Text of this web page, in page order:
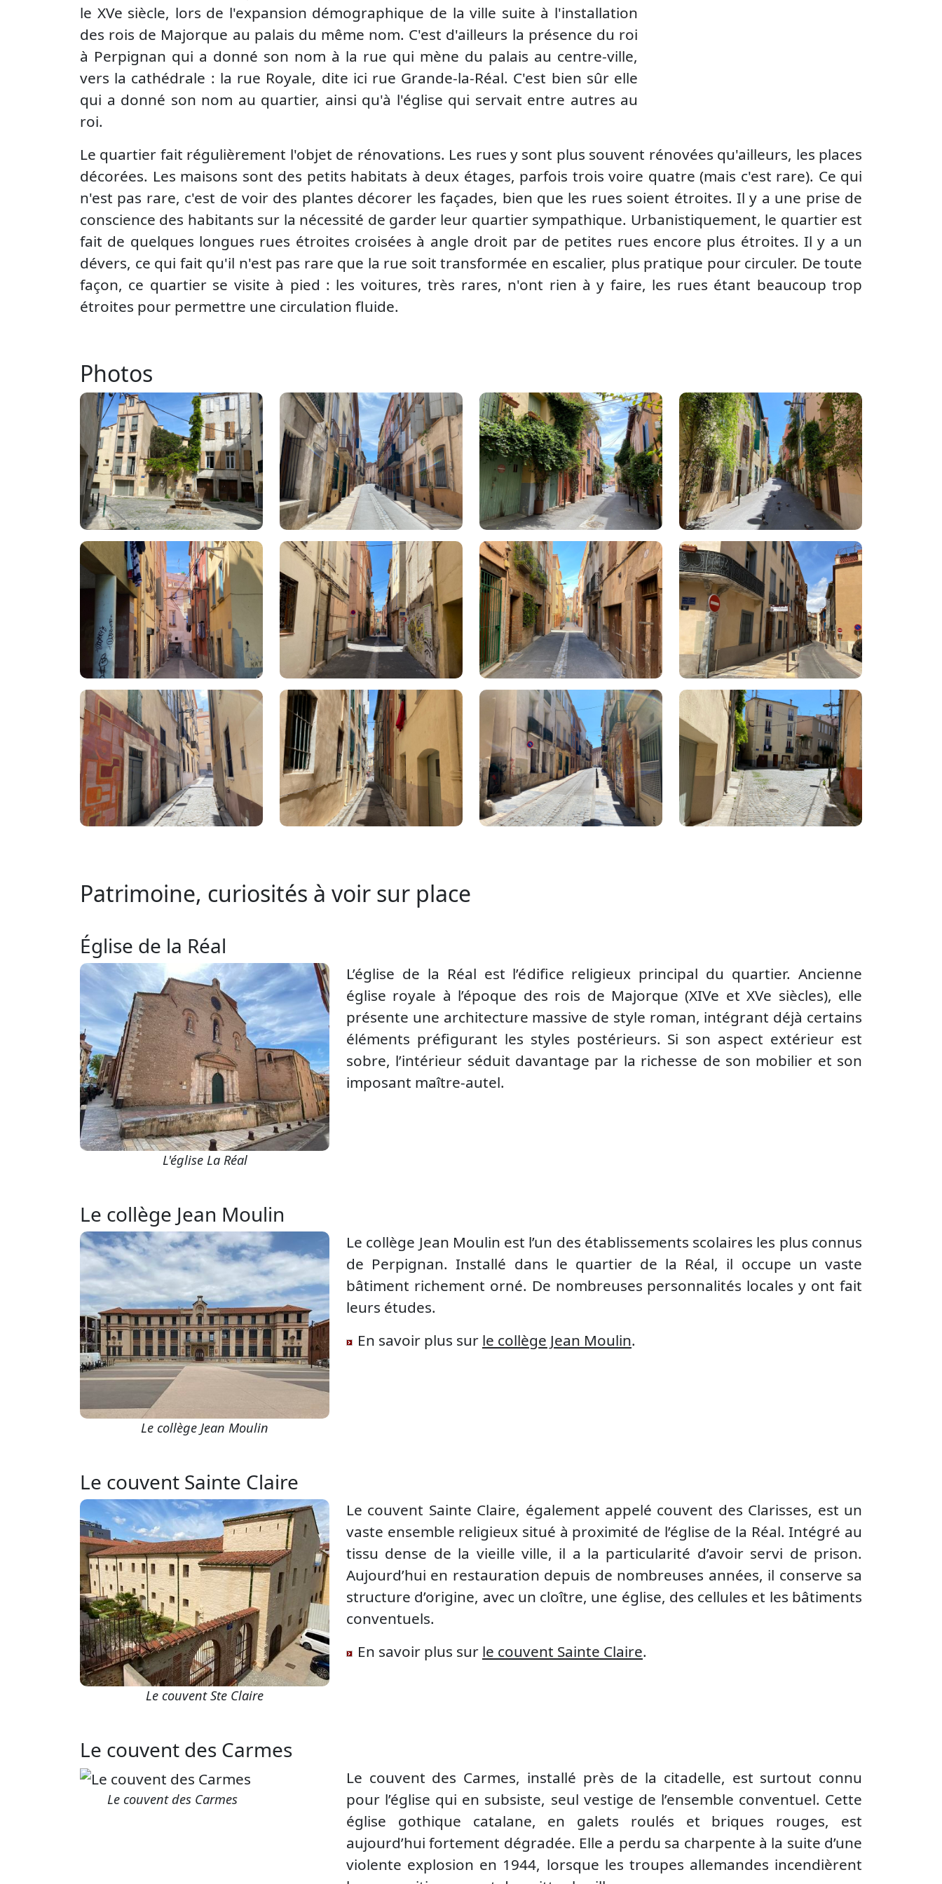
le XVe siècle, lors de l'expansion démographique de la ville suite à l'installation
des rois de Majorque au palais du même nom. C'est d'ailleurs la présence du roi
à Perpignan qui a donné son nom à la rue qui mène du palais au centre-ville,
vers la cathédrale : la rue Royale, dite ici rue Grande-la-Réal. C'est bien sûr elle
qui a donné son nom au quartier, ainsi qu'à l'église qui servait entre autres au
roi.
Le quartier fait régulièrement l'objet de rénovations. Les rues y sont plus souvent rénovées qu'ailleurs, les places
décorées. Les maisons sont des petits habitats à deux étages, parfois trois voire quatre (mais c'est rare). Ce qui
n'est pas rare, c'est de voir des plantes décorer les façades, bien que les rues soient étroites. Il y a une prise de
conscience des habitants sur la nécessité de garder leur quartier sympathique. Urbanistiquement, le quartier est
fait de quelques longues rues étroites croisées à angle droit par de petites rues encore plus étroites. Il y a un
dévers, ce qui fait qu'il n'est pas rare que la rue soit transformée en escalier, plus pratique pour circuler. De toute
façon, ce quartier se visite à pied : les voitures, très rares, n'ont rien à y faire, les rues étant beaucoup trop
étroites pour permettre une circulation fluide.
Photos
Patrimoine, curiosités à voir sur place
Église de la Réal
L'église La Réal
L’église de la Réal est l’édifice religieux principal du quartier. Ancienne
église royale à l’époque des rois de Majorque (XIVe et XVe siècles), elle
présente une architecture massive de style roman, intégrant déjà certains
éléments préfigurant les styles postérieurs. Si son aspect extérieur est
sobre, l’intérieur séduit davantage par la richesse de son mobilier et son
imposant maître-autel.
Le collège Jean Moulin
Le collège Jean Moulin
Le collège Jean Moulin est l’un des établissements scolaires les plus connus
de Perpignan. Installé dans le quartier de la Réal, il occupe un vaste
bâtiment richement orné. De nombreuses personnalités locales y ont fait
leurs études.
En savoir plus sur le collège Jean Moulin.
Le couvent Sainte Claire
Le couvent Ste Claire
Le couvent Sainte Claire, également appelé couvent des Clarisses, est un
vaste ensemble religieux situé à proximité de l’église de la Réal. Intégré au
tissu dense de la vieille ville, il a la particularité d’avoir servi de prison.
Aujourd’hui en restauration depuis de nombreuses années, il conserve sa
structure d’origine, avec un cloître, une église, des cellules et les bâtiments
conventuels.
En savoir plus sur le couvent Sainte Claire.
Le couvent des Carmes
Le couvent des Carmes
Le couvent des Carmes, installé près de la citadelle, est surtout connu
pour l’église qui en subsiste, seul vestige de l’ensemble conventuel. Cette
église gothique catalane, en galets roulés et briques rouges, est
aujourd’hui fortement dégradée. Elle a perdu sa charpente à la suite d’une
violente explosion en 1944, lorsque les troupes allemandes incendièrent